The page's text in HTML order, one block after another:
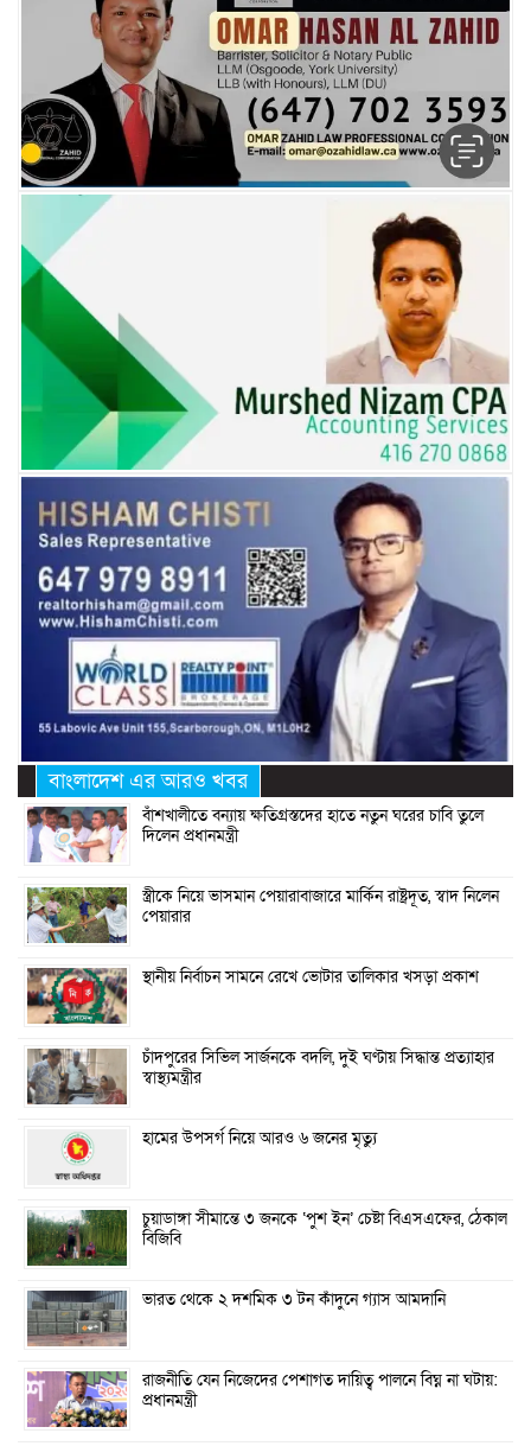
বাংলাদেশ এর আরও খবর
বাঁশখালীতে বন্যায় ক্ষতিগ্রস্তদের হাতে নতুন ঘরের চাবি তুলে
দিলেন প্রধানমন্ত্রী
স্ত্রীকে নিয়ে ভাসমান পেয়ারাবাজারে মার্কিন রাষ্ট্রদূত, স্বাদ নিলেন
পেয়ারার
স্থানীয় নির্বাচন সামনে রেখে ভোটার তালিকার খসড়া প্রকাশ
চাঁদপুরের সিভিল সার্জনকে বদলি, দুই ঘণ্টায় সিদ্ধান্ত প্রত্যাহার
স্বাস্থ্যমন্ত্রীর
হামের উপসর্গ নিয়ে আরও ৬ জনের মৃত্যু
চুয়াডাঙ্গা সীমান্তে ৩ জনকে ‘পুশ ইন’ চেষ্টা বিএসএফের, ঠেকাল
বিজিবি
ভারত থেকে ২ দশমিক ৩ টন কাঁদুনে গ্যাস আমদানি
রাজনীতি যেন নিজেদের পেশাগত দায়িত্ব পালনে বিঘ্ন না ঘটায়:
প্রধানমন্ত্রী